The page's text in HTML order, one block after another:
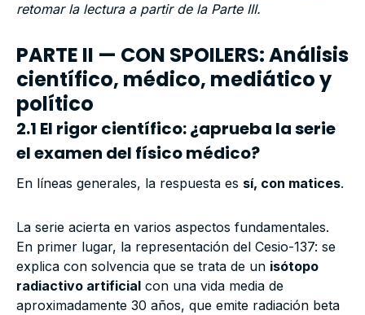
retomar la lectura a partir de la Parte III.
PARTE II — CON SPOILERS: Análisis
científico, médico, mediático y
político
2.1 El rigor científico: ¿aprueba la serie
el examen del físico médico?
En líneas generales, la respuesta es sí, con matices.
La serie acierta en varios aspectos fundamentales.
En primer lugar, la representación del Cesio-137: se
explica con solvencia que se trata de un isótopo
radiactivo artificial con una vida media de
aproximadamente 30 años, que emite radiación beta